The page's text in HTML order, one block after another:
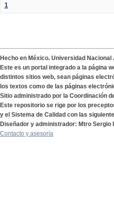
1
Hecho en México. Universidad
Este es un portal integrado a la página
distintos sitios web, sean páginas
los textos como de las páginas
Sitio administrado por la Coordinación
Este repositorio se rige por los
y el Sistema de Calidad con las
Diseñador y administrador: Mtro Sergio
Contacto y asesoría